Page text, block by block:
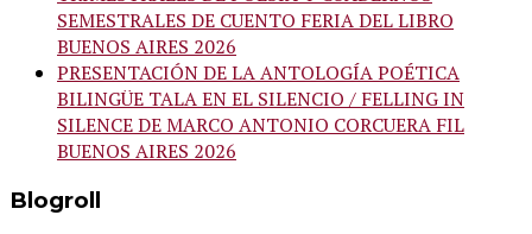
SEMESTRALES DE CUENTO FERIA DEL LIBRO
BUENOS AIRES 2026
PRESENTACIÓN DE LA ANTOLOGÍA POÉTICA
BILINGÜE TALA EN EL SILENCIO / FELLING IN
SILENCE DE MARCO ANTONIO CORCUERA FIL
BUENOS AIRES 2026
Blogroll